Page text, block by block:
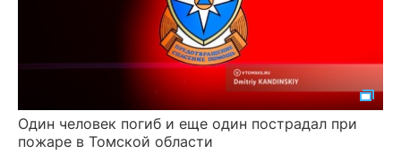
Один человек погиб и еще один пострадал при
пожаре в Томской области